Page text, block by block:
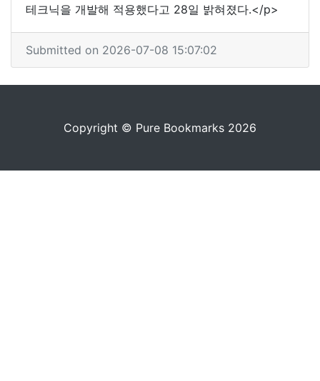
테크닉을 개발해 적용했다고 28일 밝혀졌다.</p>
Submitted on 2026-07-08 15:07:02
Copyright © Pure Bookmarks 2026